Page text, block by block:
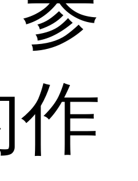
作